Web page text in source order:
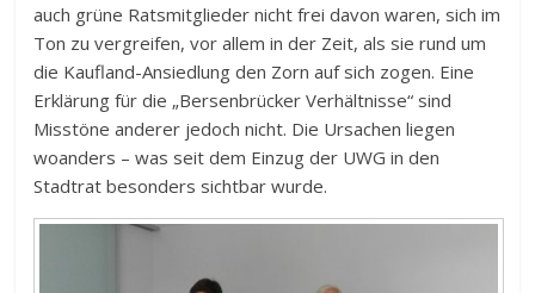
auch grüne Ratsmitglieder nicht frei davon waren, sich im
Ton zu vergreifen, vor allem in der Zeit, als sie rund um
die Kaufland-Ansiedlung den Zorn auf sich zogen. Eine
Erklärung für die „Bersenbrücker Verhältnisse“ sind
Misstöne anderer jedoch nicht. Die Ursachen liegen
woanders – was seit dem Einzug der UWG in den
Stadtrat besonders sichtbar wurde.